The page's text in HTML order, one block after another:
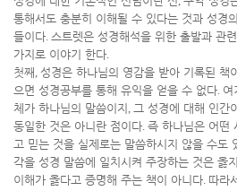
통해서도 충분히 이해될 수 있다는 것과 성경
들이다. 스트렛은 성경해석을 위한 출발과 관
가지로 이야기 한다.
첫째 , 성경은 하나님의 영감을 받아 기록된 책
으면 성경공부를 통해 유익을 얻을 수 없다. 여
체가 하나님의 말씀이지 , 그 성경에 대해 인간
동일한 것은 아니란 점이다. 즉 하나님은 어떤
고 믿는 것을 실제로는 말씀하시지 않을 수도
각을 성경 말씀에 일치시켜 주장하는 것은 옳
이해가 옳다고 증명해 주는 책이 아니다. 따라